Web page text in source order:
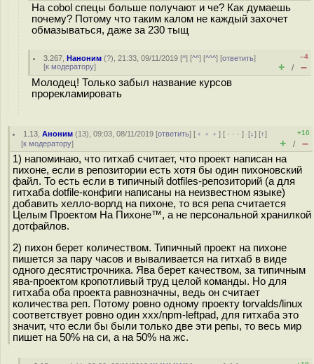
На cobol спецы больше получают и че? Как думаешь
почему? Потому что таким калом не каждый захочет
обмазываться, даже за 230 тыщ
3.267 ,Наноним (?), 21:33, 09/11/2019 [^] [^^] [^^^] [ответить]
[к модератору]
–4
+ / –
Молодец! Только забыл название курсов
прорекламировать
1.13 ,Аноним (13), 09:03, 08/11/2019 [ответить] [ ﹢﹢﹢] [ · · ·][↓] [↑]
[к модератору]
+10
+ / –
1) напоминаю, что гитхаб считает, что проект написан на
пихоне, если в репозитории есть хотя бы один пихоновский
файл. То есть если в типичный dotfiles-репозиторий (а для
гитхаба dotfile-конфиги написаны на неизвестном языке)
добавить хелло-ворлд на пихоне, то вся репа считается
Целым Проектом На Пихоне™, а не персональной хранилкой
дотфайлов.
2) пихон берет количеством. Типичный проект на пихоне
пишется за пару часов и вываливается на гитхаб в виде
одного десятистрочника. Ява берет качеством, за типичным
ява-проектом кропотливый труд целой команды. Но для
гитхаба оба проекта равнозначны, ведь он считает
количества реп. Потому ровно одному проекту torvalds/linux
соответствует ровно один xxx/npm-leftpad, для гитхаба это
значит, что если бы были только две эти репы, то весь мир
пишет на 50% на си, а на 50% на жс.